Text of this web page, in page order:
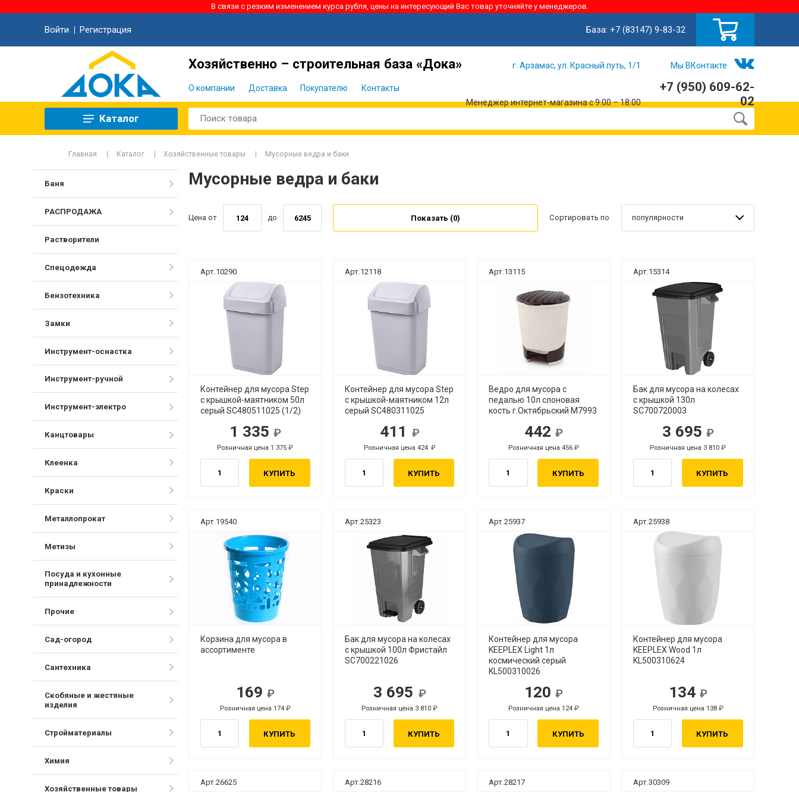
В связи с резким изменением курса рубля, цены на интересующий Вас товар уточняйте у менеджеров.
Войти Регистрация База: +7 (83147) 9-83-32
Хозяйственно – строительная база «Дока»
О компании Доставка Покупателю Контакты
г. Арзамас, ул. Красный путь, 1/1 Мы ВКонтакте
Менеджер интернет-магазина с 9:00 – 18:00
+7 (950) 609-62-
02
Каталог
Главная Каталог Хозяйственные товары Мусорные ведра и баки
Мусорные ведра и баки
Цена от до Показать (0) Сортировать по популярности
Арт.10290
Контейнер для мусора Step
с крышкой-маятником 50л
серый SC480511025 (1/2)
1 335
Розничная цена 1 375
КУПИТЬ
Арт.12118
Контейнер для мусора Step
с крышкой-маятником 12л
серый SC480311025
411
Розничная цена 424
руб.
КУПИТЬ
Арт.13115
Ведро для мусора с
педалью 10л слоновая
кость г.Октябрьский М7993
442
руб.
Розничная цена 456
руб.
КУПИТЬ
Арт.15314
Бак для мусора на колесах
с крышкой 130л
SC700720003
3 695
руб.
Розничная цена 3 810
руб.
КУПИТЬ
Арт.19540
Корзина для мусора в
ассортименте
169
Розничная цена 174
КУПИТЬ
Арт.25323
Бак для мусора на колесах
с крышкой 100л Фристайл
SC700221026
3 695
руб.
Розничная цена 3 810
КУПИТЬ
Арт.25937
Контейнер для мусора
KEEPLEX Light 1л
космический серый
KL500310026
120
руб.
Розничная цена 124
руб.
КУПИТЬ
Арт.25938
Контейнер для мусора
KEEPLEX Wood 1л
KL500310624
134
руб.
Розничная цена 138
руб.
КУПИТЬ
Арт.26625 Арт.28216 Арт.28217 Арт.30309
Баня
РАСПРОДАЖА
Растворители
Спецодежда
Бензотехника
Замки
Инструмент-оснастка
Инструмент-ручной
Инструмент-электро
Канцтовары
Клеенка
Краски
Металлопрокат
Метизы
Посуда и кухонные
принадлежности
Прочие
Сад-огород
Сантехника
Скобяные и жестяные
изделия
Стройматериалы
Химия
Хозяйственные товары